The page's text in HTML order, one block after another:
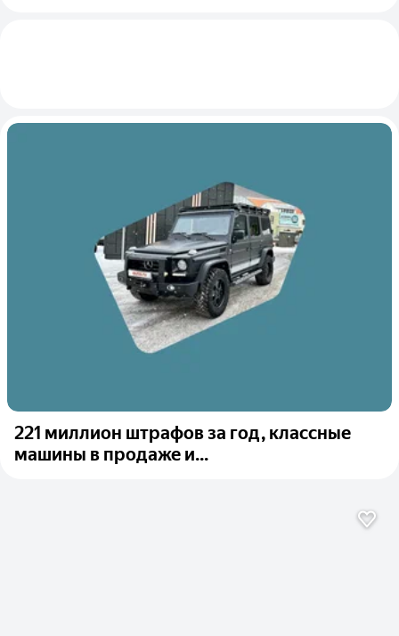
221 миллион штрафов за год, классные
машины в продаже и...